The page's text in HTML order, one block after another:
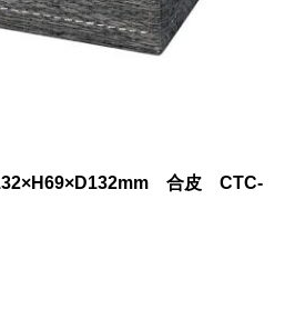
合皮 CTC-